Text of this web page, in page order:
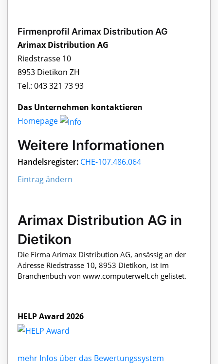
Firmenprofil Arimax Distribution AG
Arimax Distribution AG
Riedstrasse 10
8953 Dietikon ZH
Tel.: 043 321 73 93
Das Unternehmen kontaktieren
Homepage
Weitere Informationen
Handelsregister: CHE-107.486.064
Eintrag ändern
Arimax Distribution AG in
Dietikon
Die Firma Arimax Distribution AG, ansässig an der
Adresse Riedstrasse 10, 8953 Dietikon, ist im
Branchenbuch von www.computerwelt.ch gelistet.
HELP Award 2026
mehr Infos über das Bewertungssystem